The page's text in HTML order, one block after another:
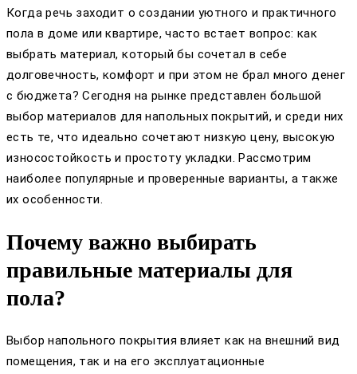
Когда речь заходит о создании уютного и практичного
пола в доме или квартире, часто встает вопрос: как
выбрать материал, который бы сочетал в себе
долговечность, комфорт и при этом не брал много денег
с бюджета? Сегодня на рынке представлен большой
выбор материалов для напольных покрытий, и среди них
есть те, что идеально сочетают низкую цену, высокую
износостойкость и простоту укладки. Рассмотрим
наиболее популярные и проверенные варианты, а также
их особенности.
Почему важно выбирать
правильные материалы для
пола?
Выбор напольного покрытия влияет как на внешний вид
помещения, так и на его эксплуатационные